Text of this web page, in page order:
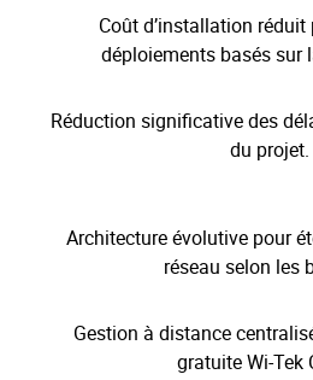
Coût d’installation
déploiements basés sur
Réduction significative des
du projet.
Architecture évolutive pour
réseau selon les
Gestion à distance
gratuite Wi-Tek